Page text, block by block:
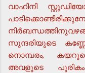
വാഹിനി
സുന്ദരിയുടെ
നൊമ്പരം,
അവളുടെ